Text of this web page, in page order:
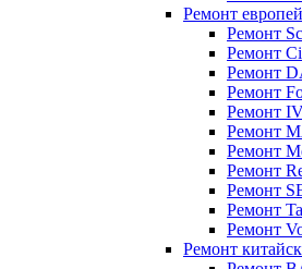
Ремонт
Ремонт
Ремонт
Ремонт
Ремонт
Ремонт
Ремонт
Ремонт
Ремонт
Ремонт
Ремонт
Ремонт
Ремонт